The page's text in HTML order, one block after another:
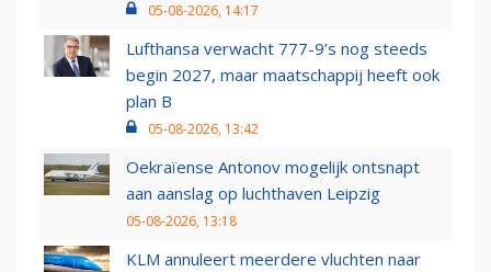
05-08-2026, 14:17
Lufthansa verwacht 777-9’s nog steeds
begin 2027, maar maatschappij heeft ook
plan B
05-08-2026, 13:42
Oekraïense Antonov mogelijk ontsnapt
aan aanslag op luchthaven Leipzig
05-08-2026, 13:18
KLM annuleert meerdere vluchten naar